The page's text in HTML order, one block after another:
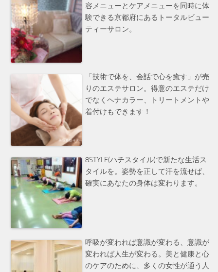
容メニューとケアメニューを同時に体
験できる京都府にあるトータルビュー
ティーサロン。
「技術で体を、会話で心を癒す」が売
りのエステサロン。得意のエステだけ
でなくヘナカラー、トリートメントや
着付けもできます！
8STYLE(ハチスタイル)で新たな生活ス
タイルを。姿勢を正して汗を流せば、
確実にあなたの身体は変わります。
呼吸が変われば意識が変わる、意識が
変われば人生が変わる。美と健康と心
のケアのために、多くの女性が通う人